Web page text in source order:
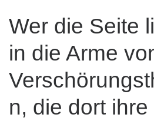
Wer die Seite
in die Arme
n, die dort ihre